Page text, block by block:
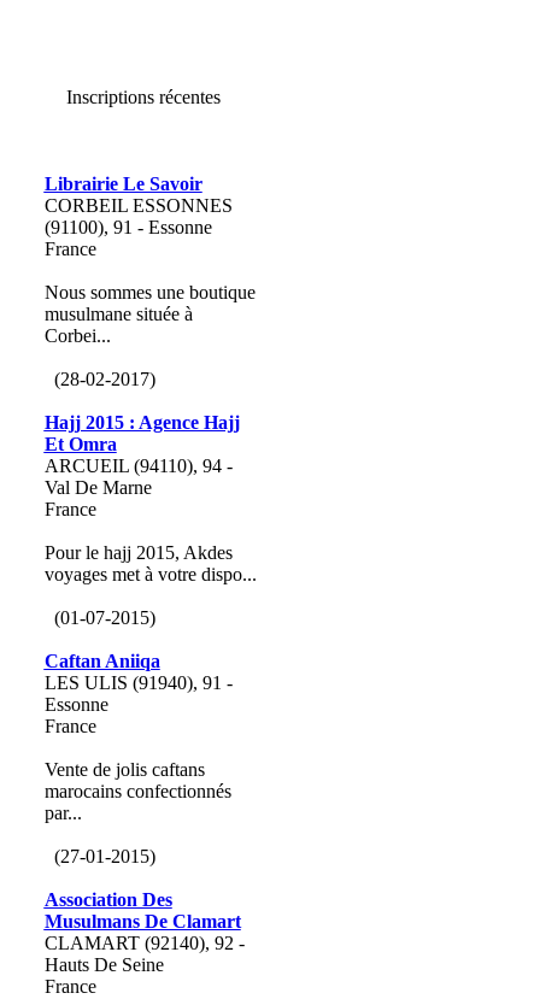
Inscriptions récentes
Librairie Le Savoir
CORBEIL ESSONNES
(91100), 91 - Essonne
France
Nous sommes une boutique
musulmane située à
Corbei...
(28-02-2017)
Hajj 2015 : Agence Hajj
Et Omra
ARCUEIL (94110), 94 -
Val De Marne
France
Pour le hajj 2015, Akdes
voyages met à votre dispo...
(01-07-2015)
Caftan Aniiqa
LES ULIS (91940), 91 -
Essonne
France
Vente de jolis caftans
marocains confectionnés
par...
(27-01-2015)
Association Des
Musulmans De Clamart
CLAMART (92140), 92 -
Hauts De Seine
France